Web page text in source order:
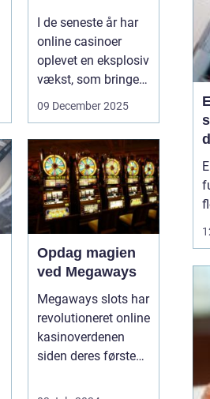
I de seneste år har
online casinoer
oplevet en eksplosiv
vækst, som bringer
spændi...
09 December 2025
Opdag magien
ved Megaways
Megaways slots har
revolutioneret online
kasinoverdenen
siden deres første
spillea...